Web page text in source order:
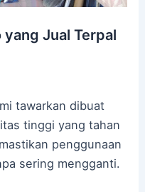
Jual Terpal
tawarkan dibuat
tinggi yang tahan
penggunaan
sering mengganti.